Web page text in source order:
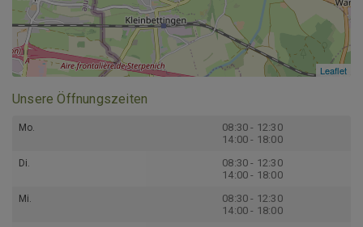
Leaflet
Leaflet
Unsere Öffnungszeiten
Mo.
08:30 - 12:30
14:00 - 18:00
Di.
08:30 - 12:30
14:00 - 18:00
Mi.
08:30 - 12:30
14:00 - 18:00